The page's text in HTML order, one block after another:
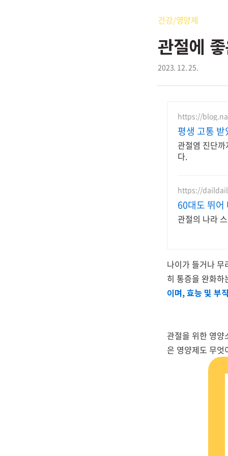
건강/영양제
관절에
2023. 12. 25.
https://
평생 고통
관절염 진단
다.
https://
60대도 뛰어
관절의 나라
나이가 들거나
히 통증을 완화
이며, 효능 및 부
관절을 위한 영
은 영양제도 무